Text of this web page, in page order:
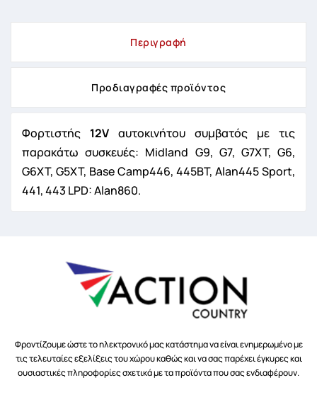
Περιγραφή
Προδιαγραφές προϊόντος
Φορτιστής 12V αυτοκινήτου συμβατός με τις
παρακάτω συσκευές: Midland G9, G7, G7XT, G6,
G6XT, G5XT, Base Camp446, 445BT, Alan445 Sport,
441, 443 LPD: Alan860.
Φροντίζουμε ώστε το ηλεκτρονικό μας κατάστημα να είναι ενημερωμένο με
τις τελευταίες εξελίξεις του χώρου καθώς και να σας παρέχει έγκυρες και
ουσιαστικές πληροφορίες σχετικά με τα προϊόντα που σας ενδιαφέρουν.